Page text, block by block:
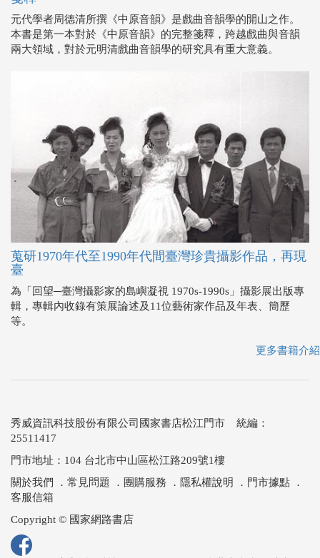
元代學者周德清所撰《中原音韻》是戲曲音韻學的開山之作。
本書是第一本對於《中原音韻》的完整箋釋，跨越戲曲與音韻
兩大領域，對於元明清戲曲音韻學的研究具有重大意義。
蒐研1970年代至1990年代間臺灣珍貴攝影作品，再現
臺
為「回望─臺灣攝影家的島嶼凝視 1970s-1990s」攝影展出版專
輯，專輯內收錄有策展論述及11位藝術家作品及年表、簡歷
等。
更多書籍介紹
秀威資訊科技股份有限公司國家書店松江門市 統編：
25511417
門市地址：104 台北市中山區松江路209號1樓
關於我們
． 常見問題 ． 團購服務 ． 隱私權說明 ． 門市據點 ．
客服信箱
Copyright © 國家網路書店